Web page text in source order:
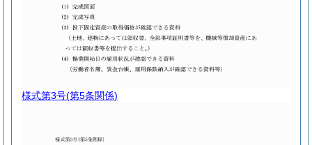
様式第3号(第5条関係)